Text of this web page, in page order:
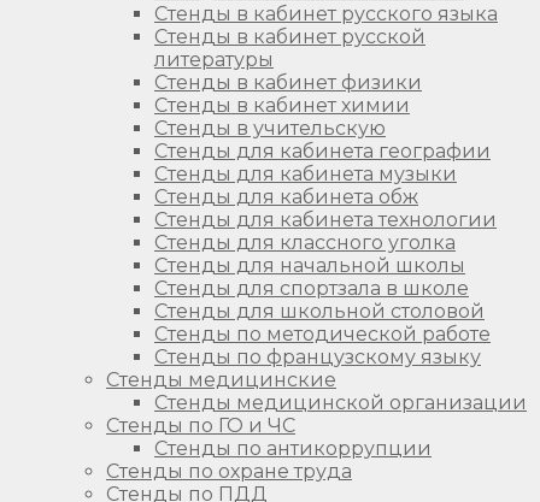
Стенды в кабинет русского языка
Стенды в кабинет русской
литературы
Стенды в кабинет физики
Стенды в кабинет химии
Стенды в учительскую
Стенды для кабинета географии
Стенды для кабинета музыки
Стенды для кабинета обж
Стенды для кабинета технологии
Стенды для классного уголка
Стенды для начальной школы
Стенды для спортзала в школе
Стенды для школьной столовой
Стенды по методической работе
Стенды по французскому языку
Стенды медицинские
Стенды медицинской организации
Стенды по ГО и ЧС
Стенды по антикоррупции
Стенды по охране труда
Стенды по ПДД